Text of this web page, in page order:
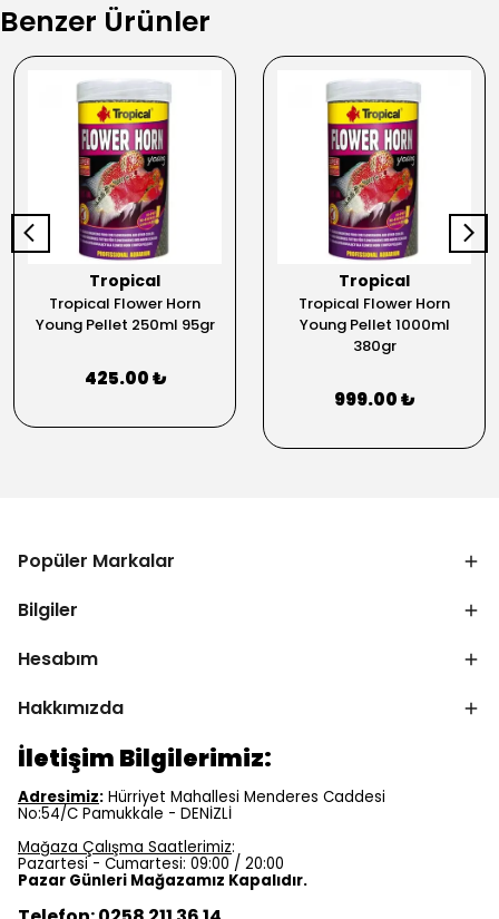
Benzer Ürünler
Tropical
Tropical Flower Horn
Young Pellet 250ml 95gr
425.00 ₺
Tropical
Tropical Flower Horn
Young Pellet 1000ml
380gr
999.00 ₺
Popüler Markalar
Bilgiler
Hesabım
Hakkımızda
İletişim Bilgilerimiz:
Adresimiz: Hürriyet Mahallesi Menderes Caddesi
No:54/C Pamukkale - DENİZLİ
Mağaza Çalışma Saatlerimiz:
Pazartesi - Cumartesi: 09:00 / 20:00
Pazar Günleri Mağazamız Kapalıdır.